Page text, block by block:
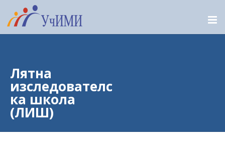
Лятна
изследователс
ка школа
(ЛИШ)